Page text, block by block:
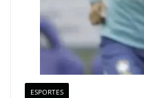
ESPORTES